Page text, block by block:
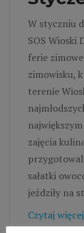
W styczniu
SOS Wioski
ferie
zimowisku,
terenie
zajęcia
sałatki
jeździły na
Czytaj więcej